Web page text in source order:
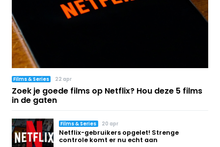
Films & Series 22 apr
Zoek je goede films op Netflix? Hou deze 5 films
in de gaten
Films & Series 20 apr
Netflix-gebruikers opgelet! Strenge
controle komt er nu echt aan